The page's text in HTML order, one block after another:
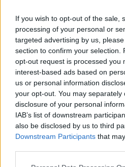
If you wish to opt-out of the sale,
processing of your personal or
targeted advertising by us,
section to confirm your selection.
opt-out request is processed you
interest-based ads based on
us or personal information
your opt-out. You may
disclosure of your personal
IAB’s list of downstream
also be disclosed by us to third
Downstream Participants that
Προσωπικά χαρακτηριστικά:
Προσοχή στη λεπτομέρεια
Υπευθυνότητα και αξιοπιστία
Καλή επικοινωνία
Ευελιξία και
Παροχές
Οργανωμένο περιβάλλον
Σταθερή συνεργασία
Εκπαίδευση